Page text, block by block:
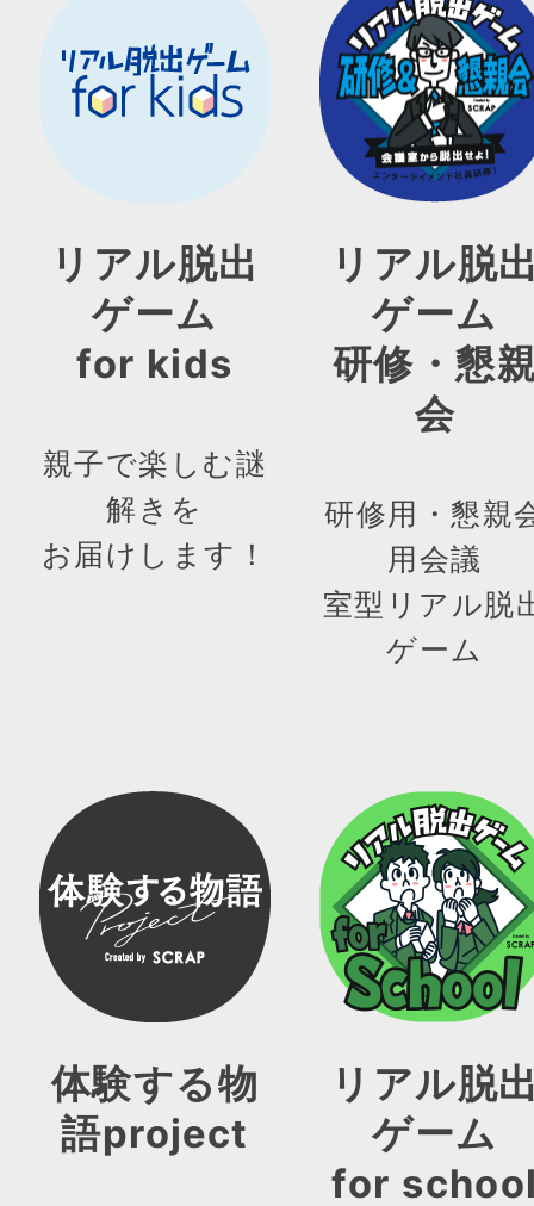
リアル脱出
ゲーム
for kids
親子で楽しむ謎
解きを
お届けします！
リアル脱
ゲーム
研修・懇
会
研修用・懇親
用会議
室型リアル脱
ゲーム
体験する物
語project
リアル脱
ゲーム
for